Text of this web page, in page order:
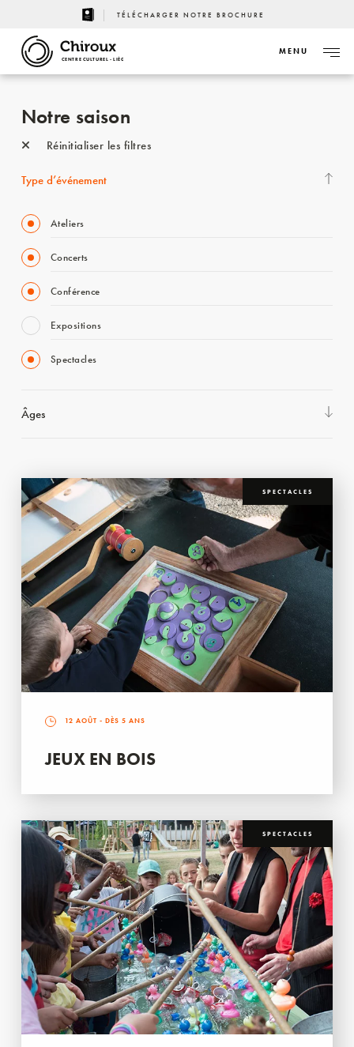
TÉLÉCHARGER NOTRE BROCHURE
CENTRE CULTUREL - LIÈGE
MENU
Notre saison
Réinitialiser les filtres
Type d’événement
Ateliers
Concerts
Conférence
Expositions
Spectacles
Âges
SPECTACLES
12 AOÛT - DÈS 5 ANS
JEUX EN BOIS
SPECTACLES